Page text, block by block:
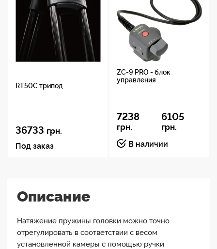
RT50C трипод
36733 грн.
Под заказ
ZC-9 PRO - блок
управления
7238
грн.
6105
грн.
В наличии
Описание
Натяжение пружины головки можно точно
отрегулировать в соответствии с весом
установленной камеры с помощью ручки